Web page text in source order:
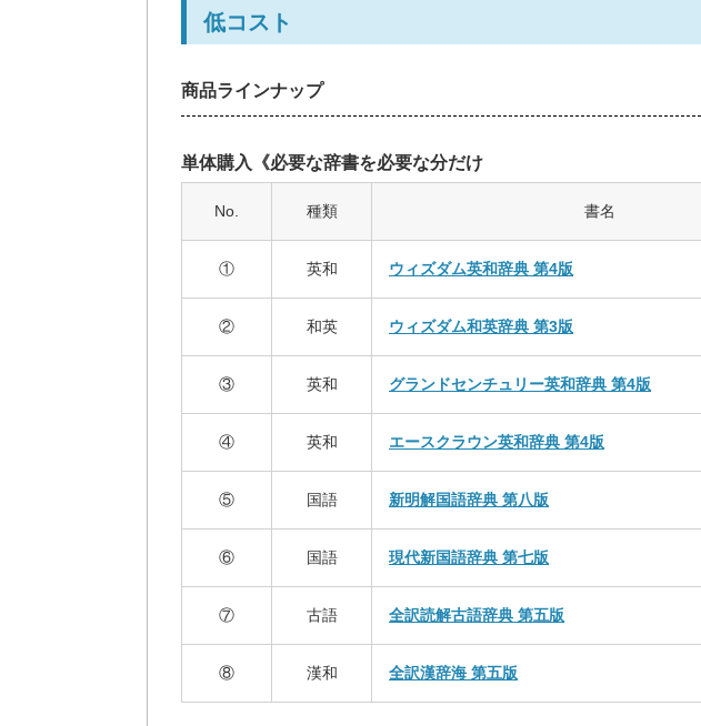
低コスト
商品ラインナップ
単体購入《必要な辞書を必要な分だけ
No. 種類 書名
① 英和 ウィズダム英和辞典 第4版
② 和英 ウィズダム和英辞典 第3版
③ 英和 グランドセンチュリー英和辞典 第4版
④ 英和 エースクラウン英和辞典 第4版
⑤ 国語 新明解国語辞典 第八版
⑥ 国語 現代新国語辞典 第七版
⑦ 古語 全訳読解古語辞典 第五版
⑧ 漢和 全訳漢辞海 第五版